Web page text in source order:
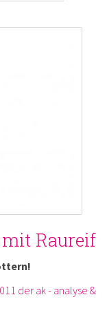
Raureif
der ak - analyse &